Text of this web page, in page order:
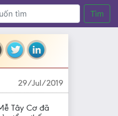
Tìm
29/Jul/2019
Tây Cơ đã